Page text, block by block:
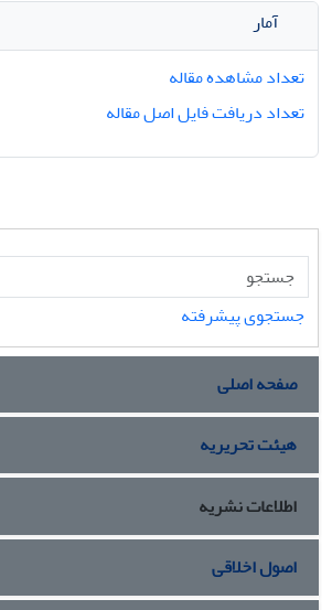
آمار
تعداد مشاهده مقاله
تعداد دریافت فایل اصل مقاله
جستجوی پیشرفته
صفحه اصلی
هیئت تحریریه
اطلاعات نشریه
اصول اخلاقی